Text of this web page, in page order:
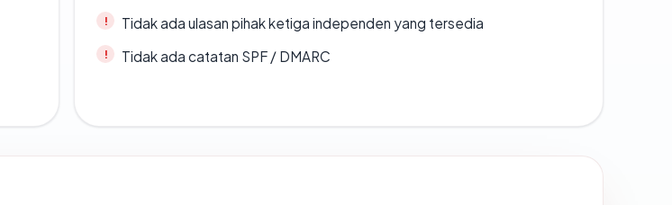
Tidak ada ulasan pihak ketiga independen yang tersedia
Tidak ada catatan SPF / DMARC